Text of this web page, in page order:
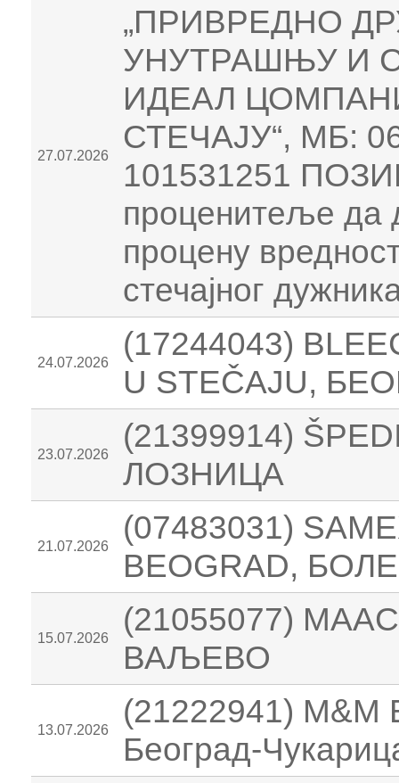
27.07.2026
„ПРИВРЕДНО
УНУТРАШЊУ И
ИДЕАЛ
СТЕЧАЈУ“, МБ:
101531251
проценитеље да
процену
стечајног
24.07.2026
(17244043)
U STEČAJU,
23.07.2026
(21399914)
ЛОЗНИЦА
21.07.2026
(07483031)
BEOGRAD,
15.07.2026
(21055077)
ВАЉЕВО
13.07.2026
(21222941) M&M
Београд-